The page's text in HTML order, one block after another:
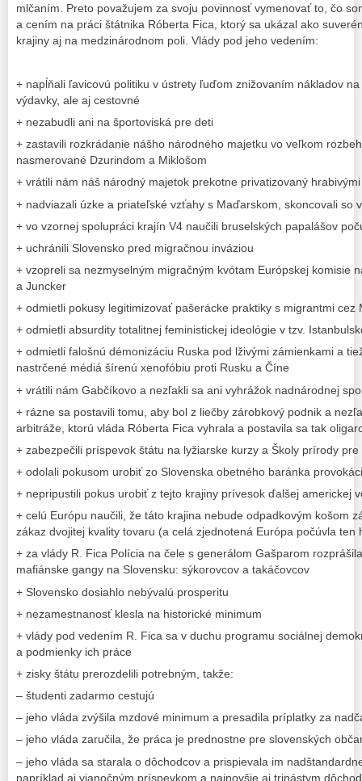
mlčaním. Preto považujem za svoju povinnosť vymenovať to, čo
a cením na práci štátnika Róberta Fica, ktorý sa ukázal ako
krajiny aj na medzinárodnom poli. Vlády pod jeho vedením:
+ napĺňali ľavicovú politiku v ústrety ľuďom znižovaním nákladov
výdavky, ale aj cestovné
+ nezabudli ani na športoviská pre deti
+ zastavili rozkrádanie nášho národného majetku vo veľkom
nasmerované Dzurindom a Miklošom
+ vrátili nám náš národný majetok prekotne privatizovaný
+ nadviazali úzke a priateľské vzťahy s Maďarskom, skoncovali so
+ vo vzornej spolupráci krajín V4 naučili bruselských papalášov
+ uchránili Slovensko pred migračnou inváziou
+ vzopreli sa nezmyselným migračným kvótam Európskej komisie
a Juncker
+ odmietli pokusy legitimizovať pašerácke praktiky s migrantmi cez
+ odmietli absurdity totalitnej feministickej ideológie v tzv.
+ odmietli falošnú démonizáciu Ruska pod lživými zámienkami a
nastrčené médiá šírenú xenofóbiu proti Rusku a Číne
+ vrátili nám Gabčíkovo a nezľakli sa ani vyhrážok nadnárodnej
+ rázne sa postavili tomu, aby bol z liečby zárobkový podnik a
arbitráže, ktorú vláda Róberta Fica vyhrala a postavila sa tak
+ zabezpečili príspevok štátu na lyžiarske kurzy a Školy prírody
+ odolali pokusom urobiť zo Slovenska obetného baránka
+ nepripustili pokus urobiť z tejto krajiny prívesok ďalšej americkej
+ celú Európu naučili, že táto krajina nebude odpadkovým košom
zákaz dvojitej kvality tovaru (a celá zjednotená Európa počúvla ten
+ za vlády R. Fica Polícia na čele s generálom Gašparom
mafiánske gangy na Slovensku: sýkorovcov a takáčovcov
+ Slovensko dosiahlo nebývalú prosperitu
+ nezamestnanosť klesla na historické minimum
+ vlády pod vedením R. Fica sa v duchu programu sociálnej
a podmienky ich práce
+ zisky štátu prerozdelili potrebným, takže:
– študenti zadarmo cestujú
– jeho vláda zvýšila mzdové minimum a presadila príplatky za
– jeho vláda zaručila, že práca je prednostne pre slovenských
– jeho vláda sa starala o dôchodcov a prispievala im
napríklad aj vianočným príspevkom a najnovšie aj trinástym